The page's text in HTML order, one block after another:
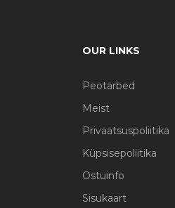
OUR LINKS
Peotarbed
Meist
Privaatsuspoliitika
Küpsisepoliitika
Ostuinfo
Sisukaart